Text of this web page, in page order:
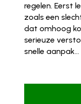
regelen. Eerst
zoals een
dat omhoog
serieuze
snelle aanpak...